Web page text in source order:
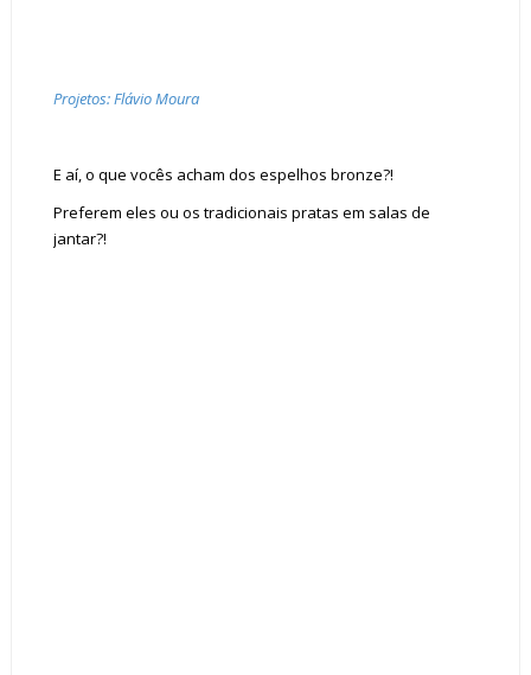
Projetos: Flávio Moura
E aí, o que vocês acham dos espelhos bronze?!
Preferem eles ou os tradicionais pratas em salas de
jantar?!